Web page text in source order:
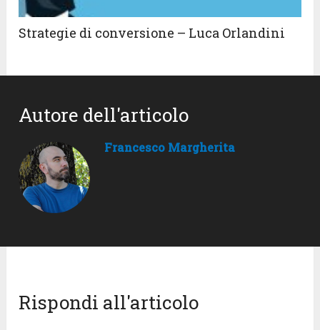
Strategie di conversione – Luca Orlandini
Autore dell'articolo
Francesco Margherita
Rispondi all'articolo